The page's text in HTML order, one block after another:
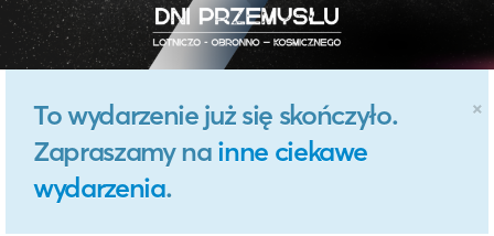
×
To wydarzenie już się skończyło.
Zapraszamy na inne ciekawe
wydarzenia.